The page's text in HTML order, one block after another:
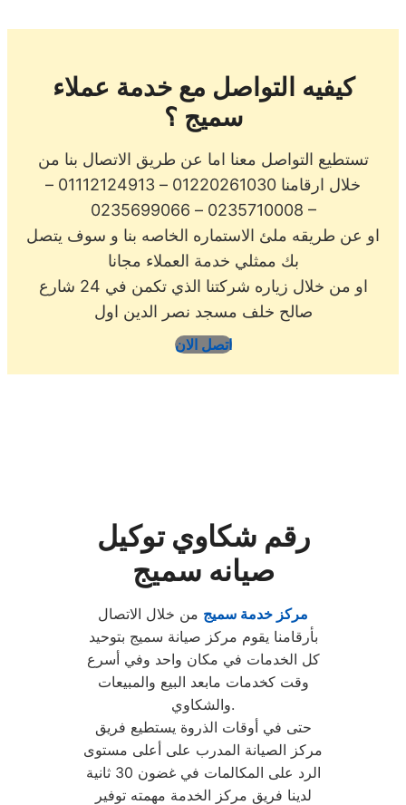
كيفيه التواصل مع خدمة عملاء
سميج ؟
تستطيع التواصل معنا اما عن طريق الاتصال بنا من
خلال ارقامنا 01220261030 – 01112124913 –
0235710008 – 0235699066 –
او عن طريقه ملئ الاستماره الخاصه بنا و سوف يتصل
بك ممثلي خدمة العملاء مجانا
او من خلال زياره شركتنا الذي تكمن في 24 شارع
صالح خلف مسجد نصر الدين اول
اتصل الان
رقم شكاوي توكيل
صيانه سميج
مركز خدمة سميج من خلال الاتصال
بأرقامنا يقوم مركز صيانة سميج بتوحيد
كل الخدمات في مكان واحد وفي أسرع
وقت كخدمات مابعد البيع والمبيعات
والشكاوي.
حتى في أوقات الذروة يستطيع فريق
مركز الصيانة المدرب على أعلى مستوى
الرد على المكالمات في غضون 30 ثانية
لدينا فريق مركز الخدمة مهمته توفير